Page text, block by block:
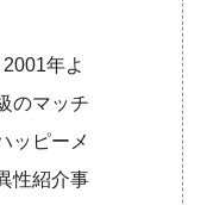
年よ
のマッチ
ッピーメ
性紹介事